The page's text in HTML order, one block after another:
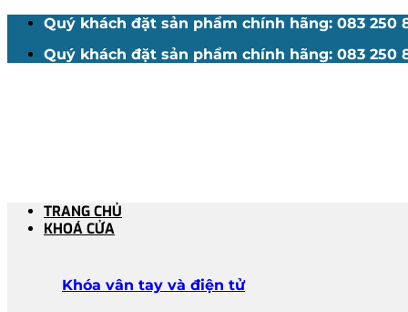
nội
Quý khách đặt sản phẩm chính hãng: 083 250
Quý khách đặt sản phẩm chính hãng: 083 250
TRANG CHỦ
KHOÁ CỬA
Khóa vân tay và điện tử